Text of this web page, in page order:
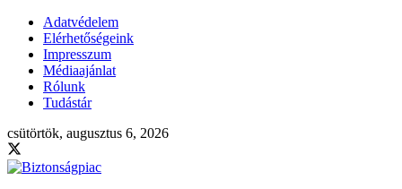
Adatvédelem
Elérhetőségeink
Impresszum
Médiaajánlat
Rólunk
Tudástár
csütörtök, augusztus 6, 2026